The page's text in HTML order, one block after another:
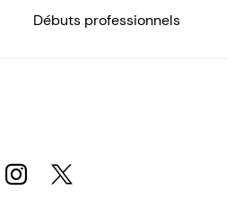
Débuts professionnels